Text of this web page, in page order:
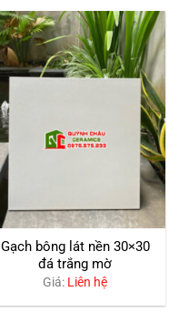
Gạch bông lát nền 30×30
đá trắng mờ
Giá: Liên hệ